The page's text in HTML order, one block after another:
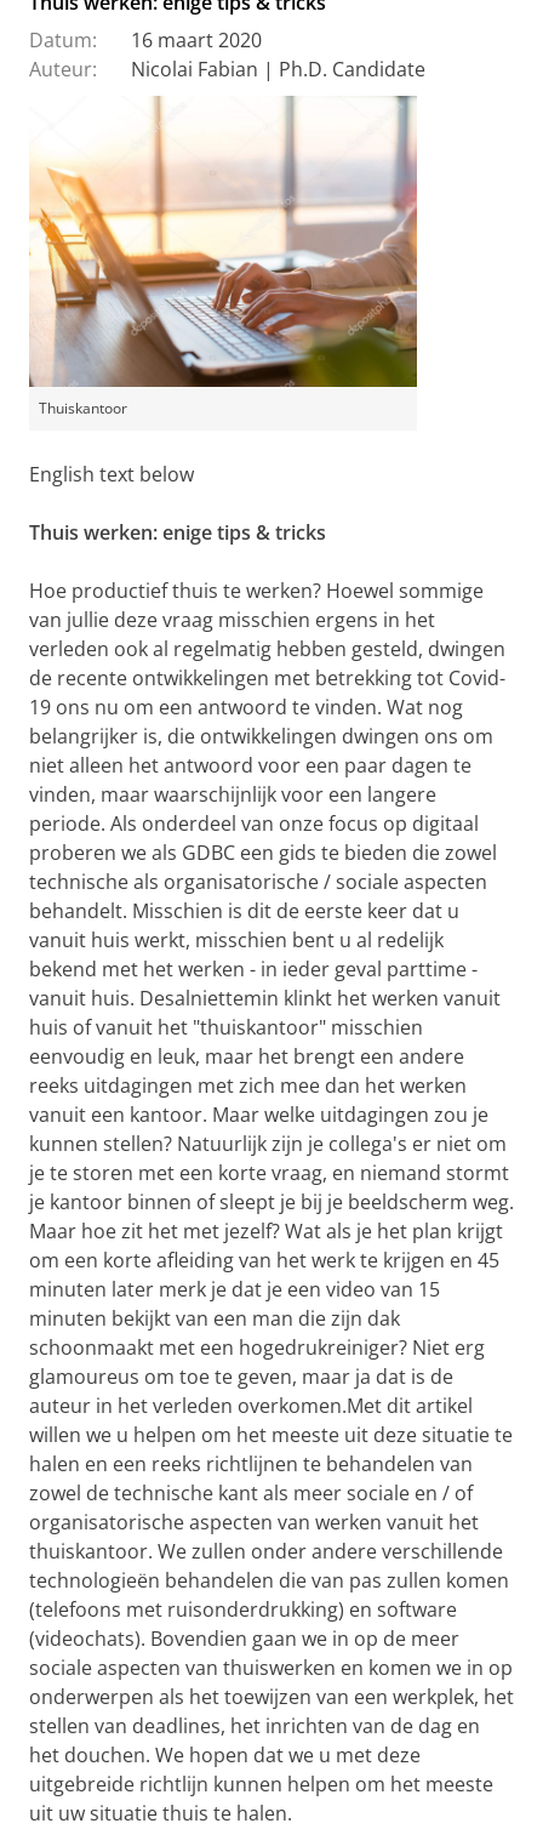
Datum:
16 maart 2020
Auteur:
Nicolai Fabian | Ph.D. Candidate
Thuiskantoor
English text below
Thuis werken: enige tips & tricks
Hoe productief thuis te werken? Hoewel sommige
van jullie deze vraag misschien ergens in het
verleden ook al regelmatig hebben gesteld, dwingen
de recente ontwikkelingen met betrekking tot Covid-
19 ons nu om een ​​antwoord te vinden. Wat nog
belangrijker is, die ontwikkelingen dwingen ons om
niet alleen het antwoord voor een paar dagen te
vinden, maar waarschijnlijk voor een langere
periode. Als onderdeel van onze focus op digitaal
proberen we als GDBC een gids te bieden die zowel
technische als organisatorische / sociale aspecten
behandelt. Misschien is dit de eerste keer dat u
vanuit huis werkt, misschien bent u al redelijk
bekend met het werken - in ieder geval parttime -
vanuit huis. Desalniettemin klinkt het werken vanuit
huis of vanuit het "thuiskantoor" misschien
eenvoudig en leuk, maar het brengt een andere
reeks uitdagingen met zich mee dan het werken
vanuit een kantoor. Maar welke uitdagingen zou je
kunnen stellen? Natuurlijk zijn je collega's er niet om
je te storen met een korte vraag, en niemand stormt
je kantoor binnen of sleept je bij je beeldscherm weg.
Maar hoe zit het met jezelf? Wat als je het plan krijgt
om een ​​korte afleiding van het werk te krijgen en 45
minuten later merk je dat je een video van 15
minuten bekijkt van een man die zijn dak
schoonmaakt met een hogedrukreiniger? Niet erg
glamoureus om toe te geven, maar ja dat is de
auteur in het verleden overkomen.Met dit artikel
willen we u helpen om het meeste uit deze situatie te
halen en een reeks richtlijnen te behandelen van
zowel de technische kant als meer sociale en / of
organisatorische aspecten van werken vanuit het
thuiskantoor. We zullen onder andere verschillende
technologieën behandelen die van pas zullen komen
(telefoons met ruisonderdrukking) en software
(videochats). Bovendien gaan we in op de meer
sociale aspecten van thuiswerken en komen we in op
onderwerpen als het toewijzen van een werkplek, het
stellen van deadlines, het inrichten van de dag en
het douchen. We hopen dat we u met deze
uitgebreide richtlijn kunnen helpen om het meeste
uit uw situatie thuis te halen.